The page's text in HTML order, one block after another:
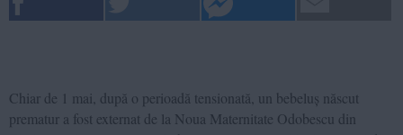
Chiar de 1 mai, după o perioadă tensionată, un bebeluș născut
prematur a fost externat de la Noua Maternitate Odobescu din